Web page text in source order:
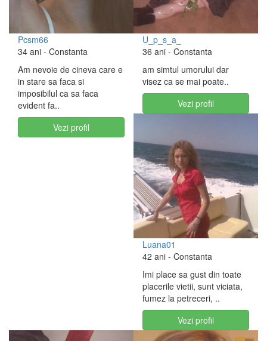
Pcsm66
34 ani - Constanta
Am nevoie de cineva care e
in stare sa faca si
imposibilul ca sa faca
evident fa..
Vezi profil
U_p_s_a_
36 ani - Constanta
am simtul umorului dar
visez ca se mai poate..
Vezi profil
Luana01
42 ani - Constanta
Imi place sa gust din toate
placerile vietii, sunt viciata,
fumez la petreceri, ..
Vezi profil